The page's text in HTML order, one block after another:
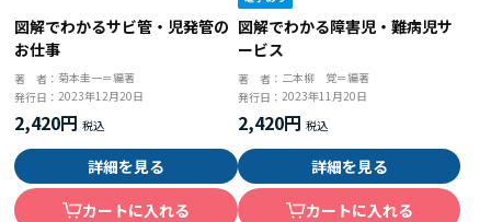
図解でわかるサビ管・児発管の
お仕事
著 者：菊本圭一＝編著
発行日：2023年12月20日
2,420円
詳細を見る
カートに入れる
図解でわかる障害児・難病児サ
ービス
著 者： 二本柳 覚＝編著
発行日： 2023年11月20日
2,420円
詳細を見る
カートに入れる